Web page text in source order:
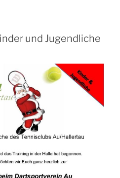
und Jugendliche